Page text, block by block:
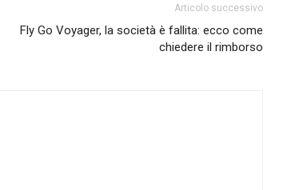
Articolo successivo
Fly Go Voyager, la società è fallita: ecco come
chiedere il rimborso